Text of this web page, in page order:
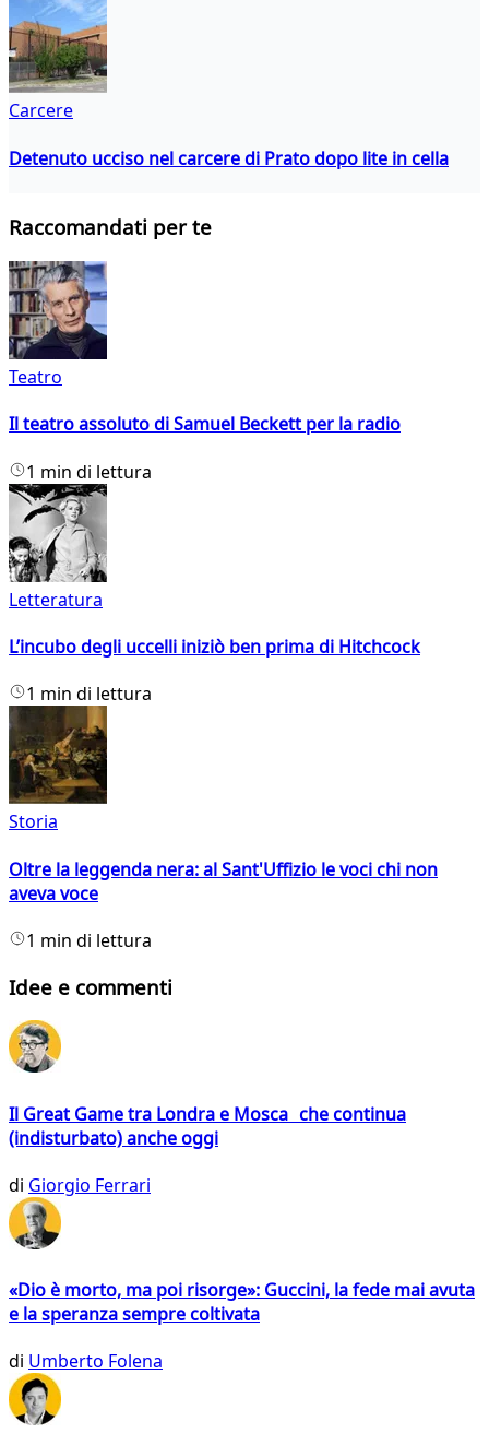
Carcere
Detenuto ucciso nel carcere di Prato dopo lite in cella
Raccomandati per te
Teatro
Il teatro assoluto di Samuel Beckett per la radio
1 min di lettura
Letteratura
L’incubo degli uccelli iniziò ben prima di Hitchcock
1 min di lettura
Storia
Oltre la leggenda nera: al Sant'Uffizio le voci chi non
aveva voce
1 min di lettura
Idee e commenti
Il Great Game tra Londra e Mosca che continua
(indisturbato) anche oggi
di Giorgio Ferrari
«Dio è morto, ma poi risorge»: Guccini, la fede mai avuta
e la speranza sempre coltivata
di Umberto Folena